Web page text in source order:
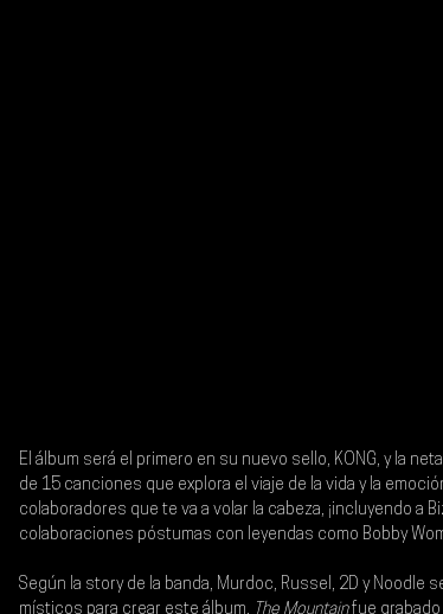
El álbum será el primero en su nuevo sello, KONG, y la
de 15 canciones que explora el viaje de la vida y la
colaboradores que te va a volar la cabeza, ¡incluyendo a
colaboraciones póstumas con leyendas como Bobby
Según la story de la banda, Murdoc, Russel, 2D y Noodle
místicos para crear este álbum. The Mountain fue grabado